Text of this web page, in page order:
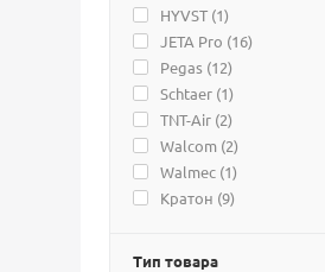
HYVST (1)
JETA Pro (16)
Pegas (12)
Schtaer (1)
TNT-Air (2)
Walcom (2)
Walmec (1)
Кратон (9)
Тип товара